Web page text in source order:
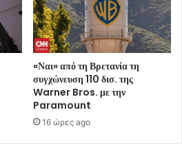
«Ναι» από τη Βρετανία τη
συγχώνευση 110 δισ. της
Warner Bros. με την
Paramount
16 ώρες ago